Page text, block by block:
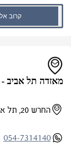
קרוב אליי
מאזדה תל אביב - יפו
החרש 20, תל אביב
054-7314140